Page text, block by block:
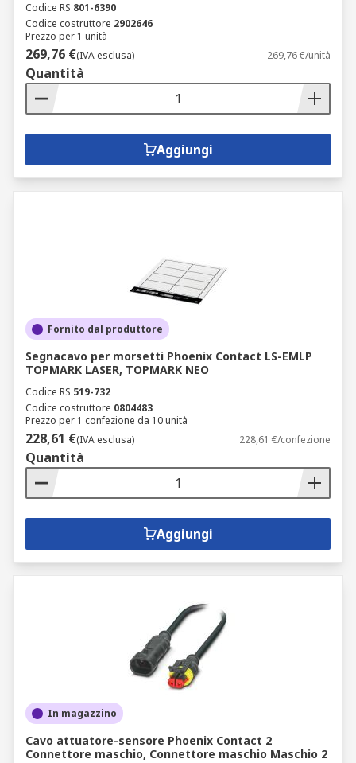
Codice RS 801-6390
Codice costruttore 2902646
Prezzo per 1 unità
269,76 €(IVA esclusa) 269,76 €/unità
Quantità
Aggiungi
Fornito dal produttore
Segnacavo per morsetti Phoenix Contact LS-EMLP
TOPMARK LASER, TOPMARK NEO
Codice RS 519-732
Codice costruttore 0804483
Prezzo per 1 confezione da 10 unità
228,61 €(IVA esclusa) 228,61 €/confezione
Quantità
Aggiungi
In magazzino
Cavo attuatore-sensore Phoenix Contact 2
Connettore maschio, Connettore maschio Maschio 2